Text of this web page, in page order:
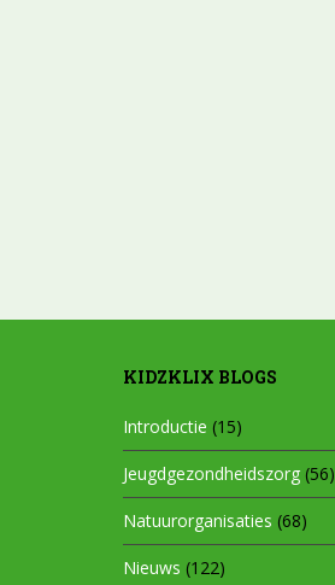
KIDZKLIX BLOGS
Introductie (15)
Jeugdgezondheidszorg (56)
Natuurorganisaties (68)
Nieuws (122)